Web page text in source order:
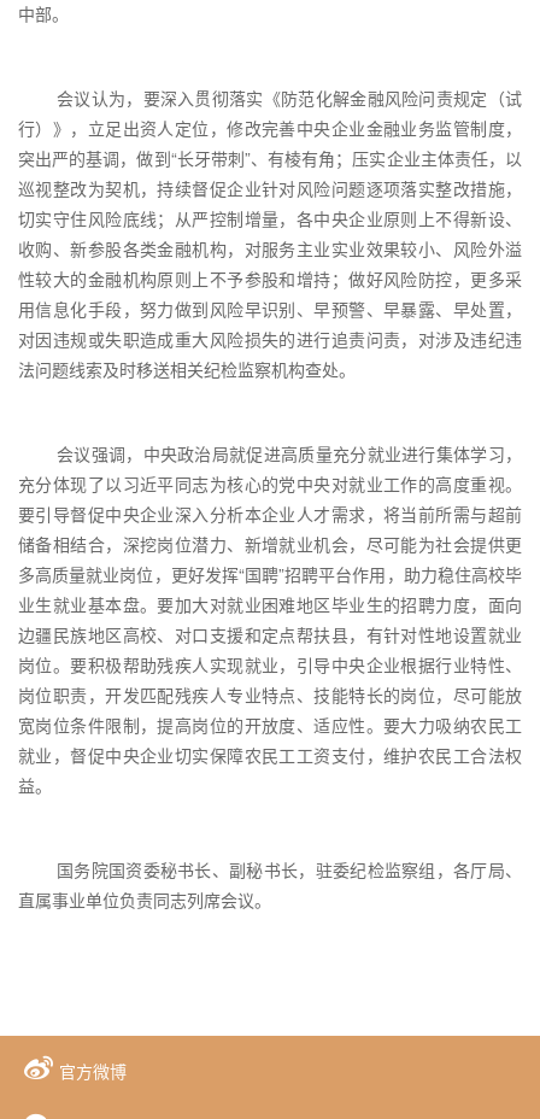
中部。
会议认为，要深入贯彻落实《防范化解金融风险问责规定（试
行）》，立足出资人定位，修改完善中央企业金融业务监管制度，
突出严的基调，做到“长牙带刺”、有棱有角；压实企业主体责任，以
巡视整改为契机，持续督促企业针对风险问题逐项落实整改措施，
切实守住风险底线；从严控制增量，各中央企业原则上不得新设、
收购、新参股各类金融机构，对服务主业实业效果较小、风险外溢
性较大的金融机构原则上不予参股和增持；做好风险防控，更多采
用信息化手段，努力做到风险早识别、早预警、早暴露、早处置，
对因违规或失职造成重大风险损失的进行追责问责，对涉及违纪违
法问题线索及时移送相关纪检监察机构查处。
会议强调，中央政治局就促进高质量充分就业进行集体学习，
充分体现了以习近平同志为核心的党中央对就业工作的高度重视。
要引导督促中央企业深入分析本企业人才需求，将当前所需与超前
储备相结合，深挖岗位潜力、新增就业机会，尽可能为社会提供更
多高质量就业岗位，更好发挥“国聘”招聘平台作用，助力稳住高校毕
业生就业基本盘。要加大对就业困难地区毕业生的招聘力度，面向
边疆民族地区高校、对口支援和定点帮扶县，有针对性地设置就业
岗位。要积极帮助残疾人实现就业，引导中央企业根据行业特性、
岗位职责，开发匹配残疾人专业特点、技能特长的岗位，尽可能放
宽岗位条件限制，提高岗位的开放度、适应性。要大力吸纳农民工
就业，督促中央企业切实保障农民工工资支付，维护农民工合法权
益。
国务院国资委秘书长、副秘书长，驻委纪检监察组，各厅局、
直属事业单位负责同志列席会议。
官方微博